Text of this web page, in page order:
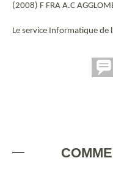
(2008) F FRA A.C
Le service Informatique de